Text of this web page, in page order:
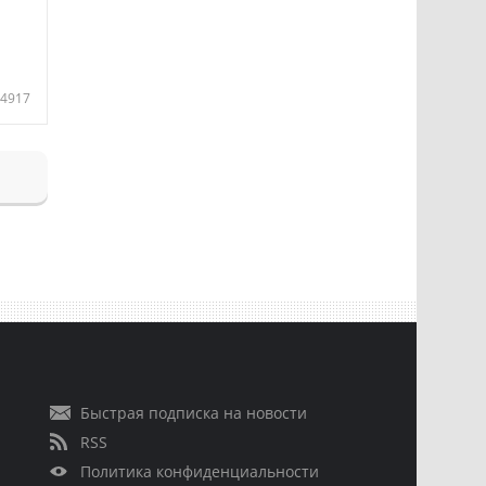
4917
Быстрая подписка на новости
RSS
Политика конфиденциальности